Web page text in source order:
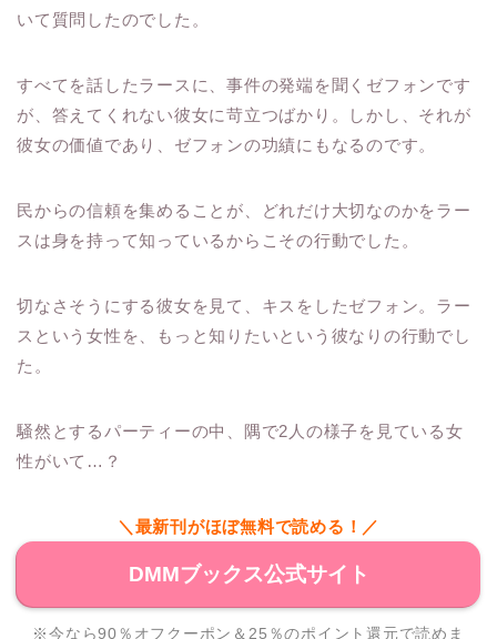
いて質問したのでした。
すべてを話したラースに、事件の発端を聞くゼフォンです
が、答えてくれない彼女に苛立つばかり。しかし、それが
彼女の価値であり、ゼフォンの功績にもなるのです。
民からの信頼を集めることが、どれだけ大切なのかをラー
スは身を持って知っているからこその行動でした。
切なさそうにする彼女を見て、キスをしたゼフォン。ラー
スという女性を、もっと知りたいという彼なりの行動でし
た。
騒然とするパーティーの中、隅で2人の様子を見ている女
性がいて…？
＼最新刊がほぼ無料で読める！／
DMMブックス公式サイト
※今なら90％オフクーポン＆25％のポイント還元で読めま